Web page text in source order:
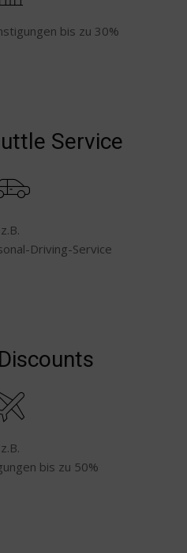
bis zu 30%
Service
z.B.
Driving-Service
z.B.
bis zu 50%